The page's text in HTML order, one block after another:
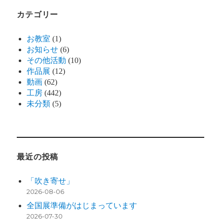
カテゴリー
お教室 (1)
お知らせ (6)
その他活動 (10)
作品展 (12)
動画 (62)
工房 (442)
未分類 (5)
最近の投稿
「吹き寄せ」
2026-08-06
全国展準備がはじまっています
2026-07-30